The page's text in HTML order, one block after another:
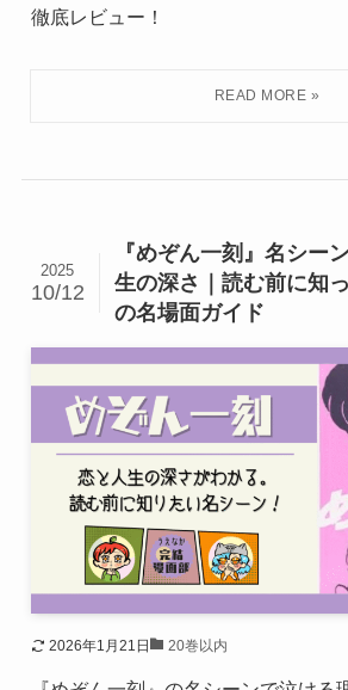
徹底レビュー！
『めぞん一刻』名シー
生の深さ｜読む前に知
の名場面ガイド
2025
10/12
2026年1月21日 20巻以内